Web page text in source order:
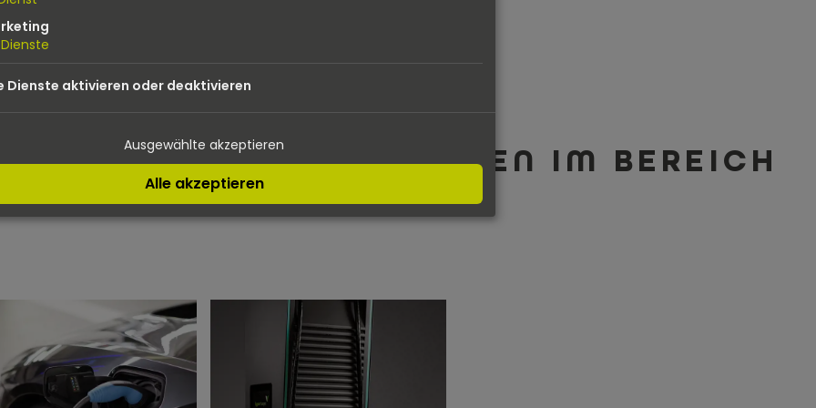
ÜBER UNSERE LEISTUNGEN IM BEREICH
DER E-MOBILITÄT
Dienste
Dienste aktivieren oder deaktivieren
Ausgewählte akzeptieren
Alle akzeptieren